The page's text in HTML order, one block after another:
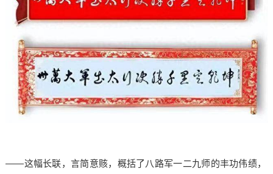
——这幅长联，言简意赅，概括了八路军一二九师的丰功伟绩，